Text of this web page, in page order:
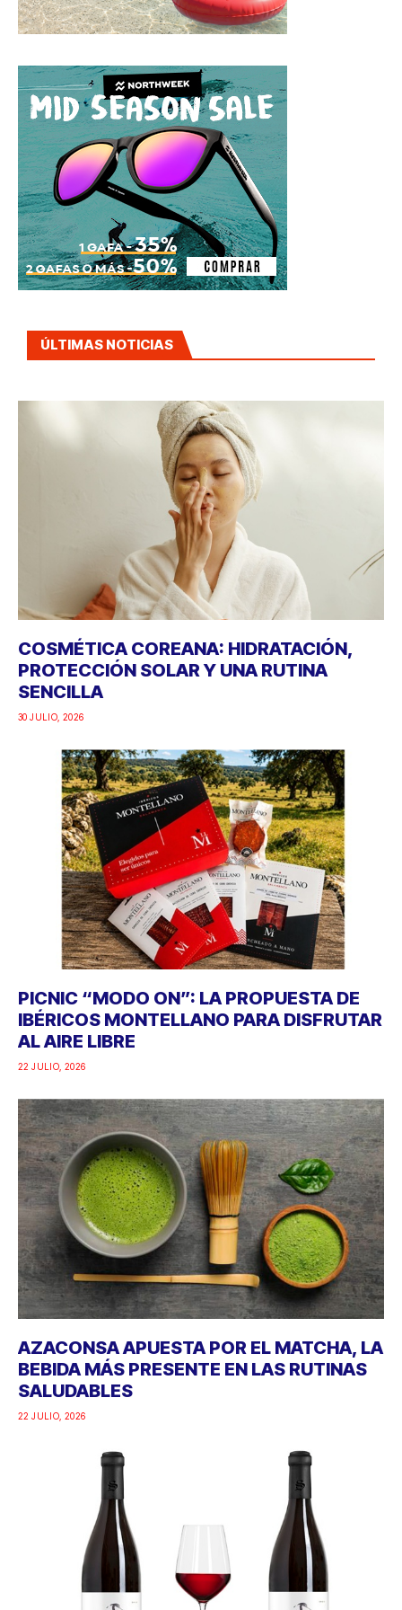
ÚLTIMAS NOTICIAS
COSMÉTICA COREANA: HIDRATACIÓN,
PROTECCIÓN SOLAR Y UNA RUTINA
SENCILLA
30 JULIO, 2026
PICNIC “MODO ON”: LA PROPUESTA DE
IBÉRICOS MONTELLANO PARA DISFRUTAR
AL AIRE LIBRE
22 JULIO, 2026
AZACONSA APUESTA POR EL MATCHA, LA
BEBIDA MÁS PRESENTE EN LAS RUTINAS
SALUDABLES
22 JULIO, 2026